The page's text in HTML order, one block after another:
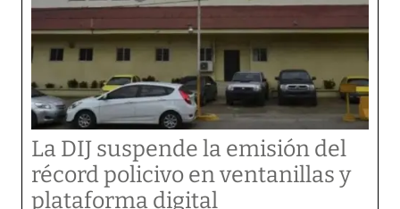
La DIJ suspende la emisión del
récord policivo en ventanillas y
plataforma digital